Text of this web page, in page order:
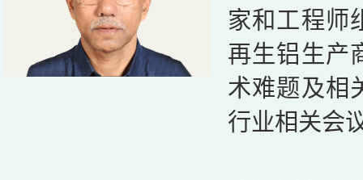
家和工程师
再生铝生产
术难题及相
行业相关会